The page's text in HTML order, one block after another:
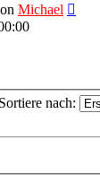
Michael
Sortiere nach: